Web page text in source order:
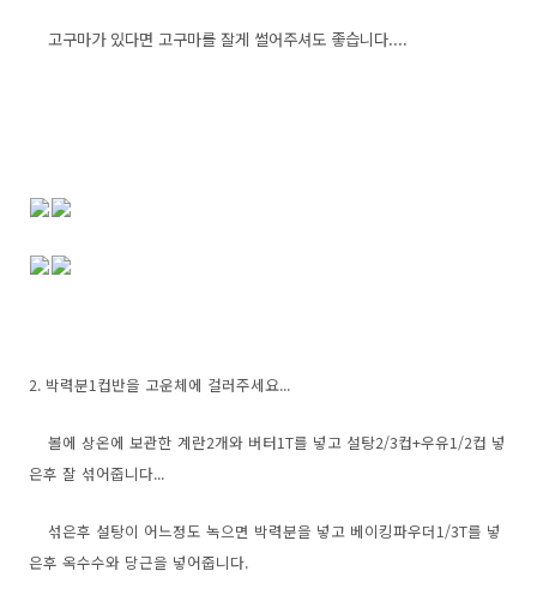
고구마가 있다면 고구마를 잘게 썰어주셔도 좋습니다....
2. 박력분1컵반을 고운체에 걸러주세요...
볼에 상온에 보관한 계란2개와 버터1T를 넣고 설탕2/3컵+우유1/2컵 넣
은후 잘 섞어줍니다...
섞은후 설탕이 어느정도 녹으면 박력분을 넣고 베이킹파우더1/3T를 넣
은후 옥수수와 당근을 넣어줍니다.